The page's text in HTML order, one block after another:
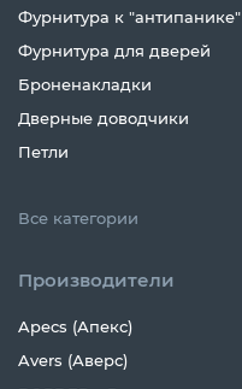
Фурнитура к "антипанике"
Фурнитура для дверей
Броненакладки
Дверные доводчики
Петли
Все категории
Производители
Apecs (Апекс)
Avers (Аверс)